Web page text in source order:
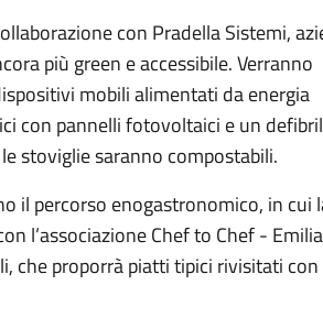
con Pradella Sistemi,
più green e accessibile. Verranno
mobili alimentati da energia
con pannelli fotovoltaici e un
stoviglie saranno compostabili.
il percorso enogastronomico, in cui
l’associazione Chef to Chef - Emilia
che proporrà piatti tipici rivisitati con